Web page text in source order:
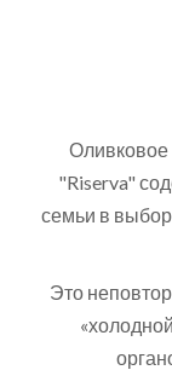
Оливковое
"Riserva"
семьи в
Это